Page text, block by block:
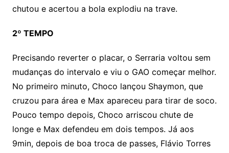
chutou e acertou a bola explodiu na trave.
2º TEMPO
Precisando reverter o placar, o Serraria voltou sem
mudanças do intervalo e viu o GAO começar melhor.
No primeiro minuto, Choco lançou Shaymon, que
cruzou para área e Max apareceu para tirar de soco.
Pouco tempo depois, Choco arriscou chute de
longe e Max defendeu em dois tempos. Já aos
9min, depois de boa troca de passes, Flávio Torres